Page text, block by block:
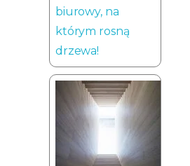
biurowy, na
którym rosną
drzewa!